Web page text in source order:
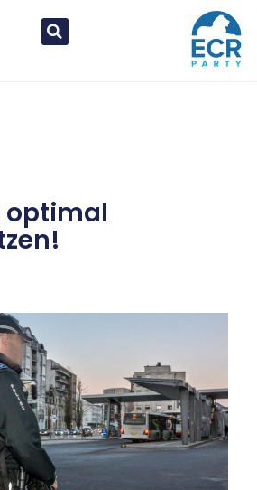
optimal